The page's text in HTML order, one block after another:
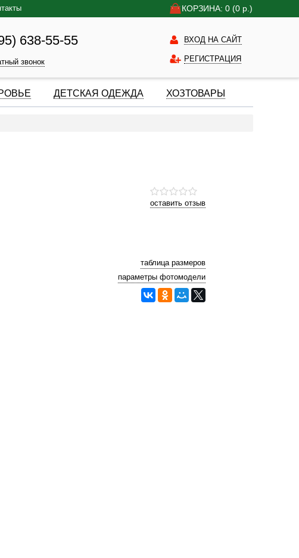
КОРЗИНА: 0 (0 р.)
638-55-55
звонок
ВХОД НА САЙТ
РЕГИСТРАЦИЯ
ДЕТСКАЯ ОДЕЖДА ХОЗТОВАРЫ
оставить отзыв
таблица размеров
параметры фотомодели